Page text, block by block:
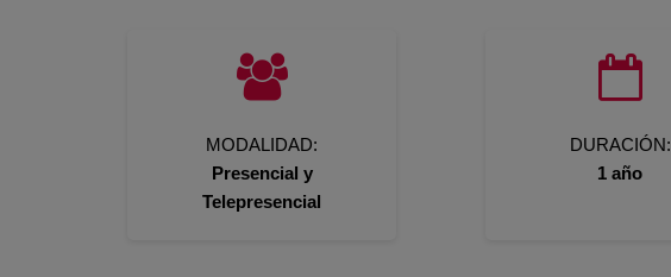
MODALIDAD:
Presencial y
Telepresencial
DURACIÓN:
1 año